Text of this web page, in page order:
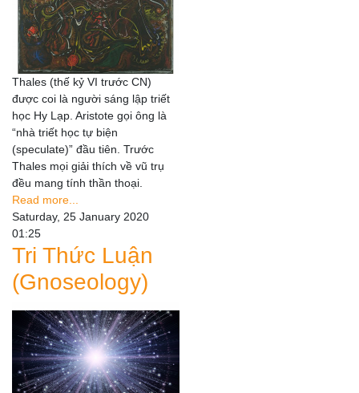
Thales (thế kỷ VI trước CN)
được coi là người sáng lập triết
học Hy Lạp. Aristote gọi ông là
“nhà triết học tự biện
(speculate)” đầu tiên. Trước
Thales mọi giải thích về vũ trụ
đều mang tính thần thoại.
Read more...
Saturday, 25 January 2020
01:25
Tri Thức Luận
(Gnoseology)